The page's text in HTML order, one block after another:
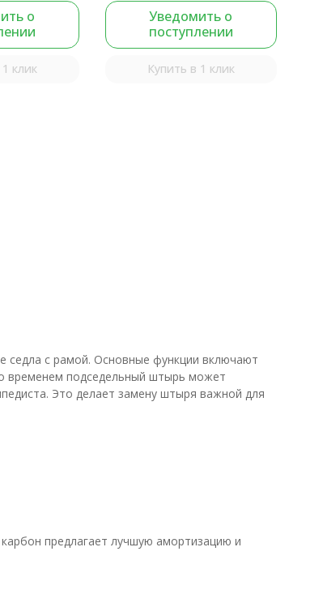
о
клик
Уведомить о
поступлении
Купить в 1 клик
с рамой. Основные функции включают
временем подседельный штырь может
Это делает замену штыря важной для
предлагает лучшую амортизацию и